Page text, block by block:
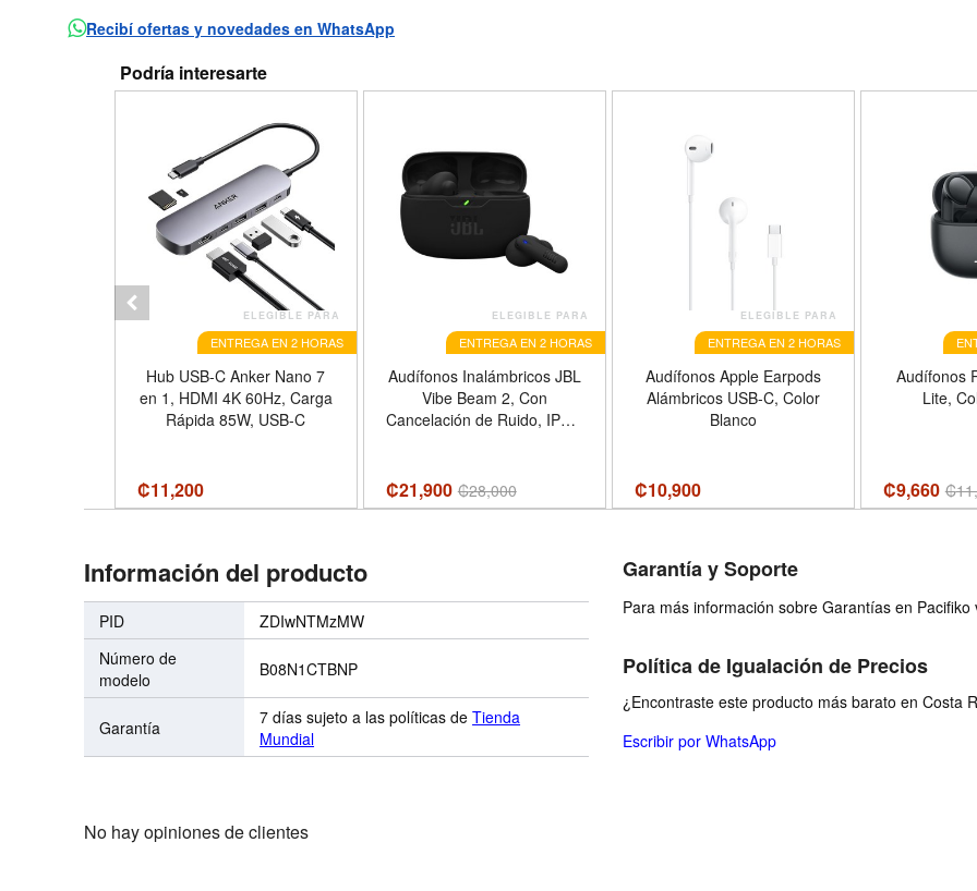
Recibí ofertas y novedades en WhatsApp
Podría interesarte
ELEGIBLE PARA
ENTREGA EN 2 HORAS
Hub USB-C Anker Nano 7
en 1, HDMI 4K 60Hz, Carga
Rápida 85W, USB-C
₡11,200
ELEGIBLE PARA
ENTREGA EN 2 HORAS
Audífonos Inalámbricos JBL
Vibe Beam 2, Con
Cancelación de Ruido, IP54,
₡21,900 ₡28,000
ELEGIBLE PARA
ENTREGA EN 2 HORAS
Audífonos Apple Earpods
Alámbricos USB-C, Color
Blanco
₡10,900
Audífonos
Lite,
₡9,660 ₡
Información del producto
PID
ZDIwNTMzMW
Número de
modelo
B08N1CTBNP
Garantía 7 días sujeto a las políticas deTienda
Mundial
Garantía y Soporte
Para más información sobre Garantías en
Política de Igualación de Precios
¿Encontraste este producto más barato en Costa
Escribir por WhatsApp
No hay opiniones de clientes